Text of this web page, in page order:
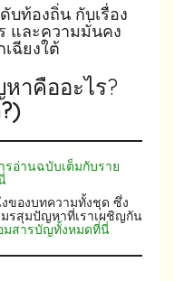
บท้องถิ่น กับเรื่อง
และความมั่นคง
ฉียงใต้
าคืออะไร?
รอ่านฉบับเต็มกับราย
ของบทความทั้งชุด ซึ่ง
รสุมปัญหาที่เราเผชิญกัน
มสารบัญทั้งหมดที่นี่